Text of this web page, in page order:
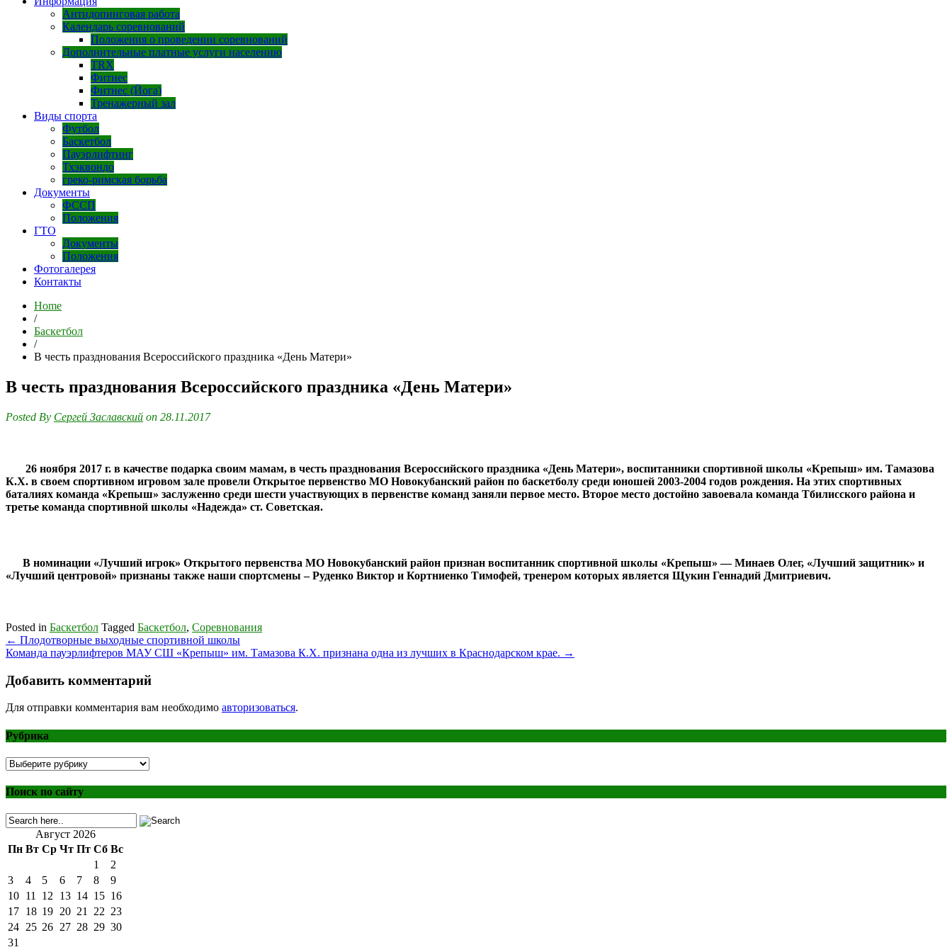
Антидопинговая работа
Календарь соревнований
Положения о проведении соревнований
Дополнительные платные услуги населению
TRX
Фитнес
Фитнес (Йога)
Тренажерный зал
Виды спорта
Футбол
Баскетбол
Пауэрлифтинг
Тхэквондо
греко-римская борьба
Документы
ФССП
Положения
ГТО
Документы
Положения
Фотогалерея
Контакты
Home
/
Баскетбол
/
В честь празднования Всероссийского праздника «День Матери»
В честь празднования Всероссийского праздника «День Матери»
Posted By Сергей Заславский on 28.11.2017
26 ноября 2017 г. в качестве подарка своим мамам, в честь празднования Всероссийского праздника «День Матери», воспитанники спортивной школы «Крепыш» им. Тамазова
К.Х. в своем спортивном игровом зале провели Открытое первенство МО Новокубанский район по баскетболу среди юношей 2003-2004 годов рождения. На этих спортивных
баталиях команда «Крепыш» заслуженно среди шести участвующих в первенстве команд заняли первое место. Второе место достойно завоевала команда Тбилисского района и
третье команда спортивной школы «Надежда» ст. Советская.
В номинации «Лучший игрок» Открытого первенства МО Новокубанский район признан воспитанник спортивной школы «Крепыш» — Минаев Олег, «Лучший защитник» и
«Лучший центровой» признаны также наши спортсмены – Руденко Виктор и Кортниенко Тимофей, тренером которых является Щукин Геннадий Дмитриевич.
Posted in Баскетбол Tagged Баскетбол, Соревнования
Post
navigation
← Плодотворные выходные спортивной школы
Команда пауэрлифтеров МАУ СШ «Крепыш» им. Тамазова К.Х. признана одна из лучших в Краснодарском крае. →
Добавить комментарий
Для отправки комментария вам необходимо авторизоваться.
Рубрика
Рубрика
Поиск по сайту
Август 2026
Пн Вт Ср Чт Пт Сб Вс
1
2
3
4 5 6 7 8
9
10 11 12 13 14 15 16
17 18 19 20 21 22 23
24 25 26 27 28 29 30
31